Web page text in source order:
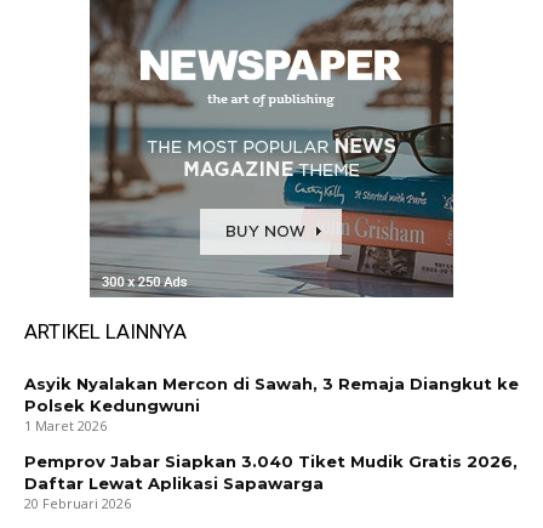
ARTIKEL LAINNYA
Asyik Nyalakan Mercon di Sawah, 3 Remaja Diangkut ke
Polsek Kedungwuni
1 Maret 2026
Pemprov Jabar Siapkan 3.040 Tiket Mudik Gratis 2026,
Daftar Lewat Aplikasi Sapawarga
20 Februari 2026